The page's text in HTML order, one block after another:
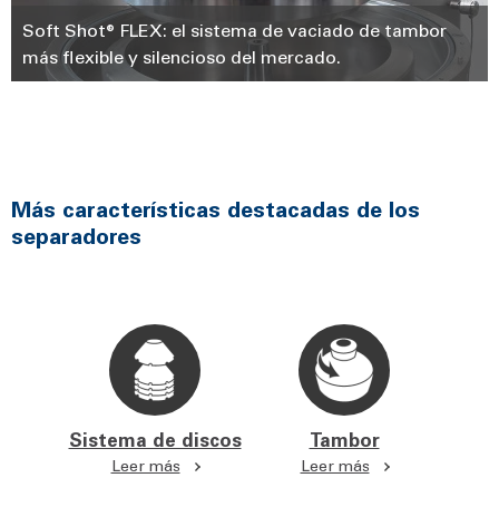
Soft Shot® FLEX: el sistema de vaciado de tambor
más flexible y silencioso del mercado.
Más características destacadas de los
separadores
Sistema de discos
Leer más
Tambor
Leer más